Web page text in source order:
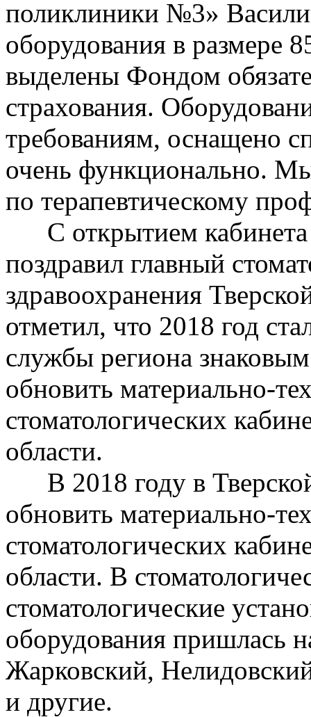
поликлиники №3»
оборудования в размере
выделены Фондом
страхования.
требованиям, оснащено
очень функционально.
по терапевтическому
С открытием кабинета
поздравил главный
здравоохранения
отметил, что 2018 год
службы региона
обновить материально-
стоматологических
области.
В 2018 году в Тверской
обновить материально-
стоматологических
области. В
стоматологические
оборудования пришлась
Жарковский,
и другие.